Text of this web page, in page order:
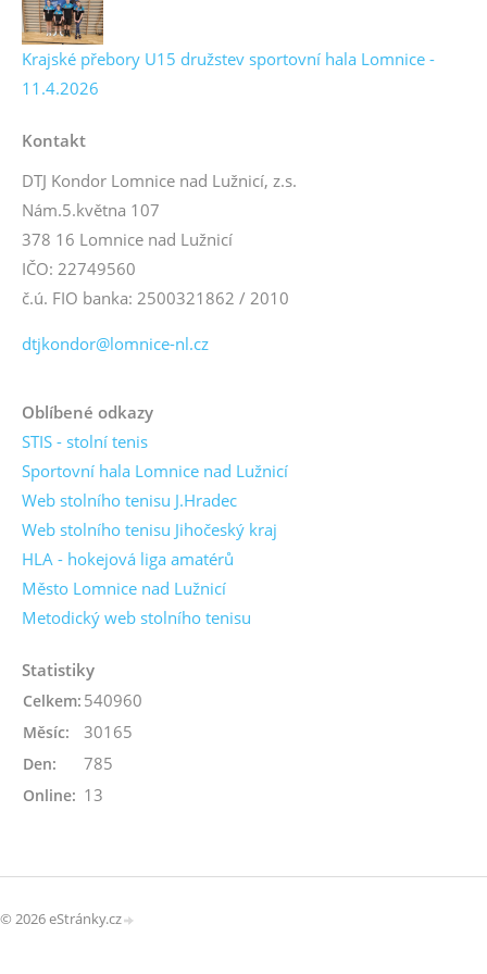
Krajské přebory U15 družstev sportovní hala Lomnice -
11.4.2026
Kontakt
DTJ Kondor Lomnice nad Lužnicí, z.s.
Nám.5.května 107
378 16 Lomnice nad Lužnicí
IČO: 22749560
č.ú. FIO banka: 2500321862 / 2010
dtjkondor@lomnice-nl.cz
Oblíbené odkazy
STIS - stolní tenis
Sportovní hala Lomnice nad Lužnicí
Web stolního tenisu J.Hradec
Web stolního tenisu Jihočeský kraj
HLA - hokejová liga amatérů
Město Lomnice nad Lužnicí
Metodický web stolního tenisu
Statistiky
Online: 13
Celkem: 540960
Měsíc: 30165
Den: 785
© 2026 eStránky.cz